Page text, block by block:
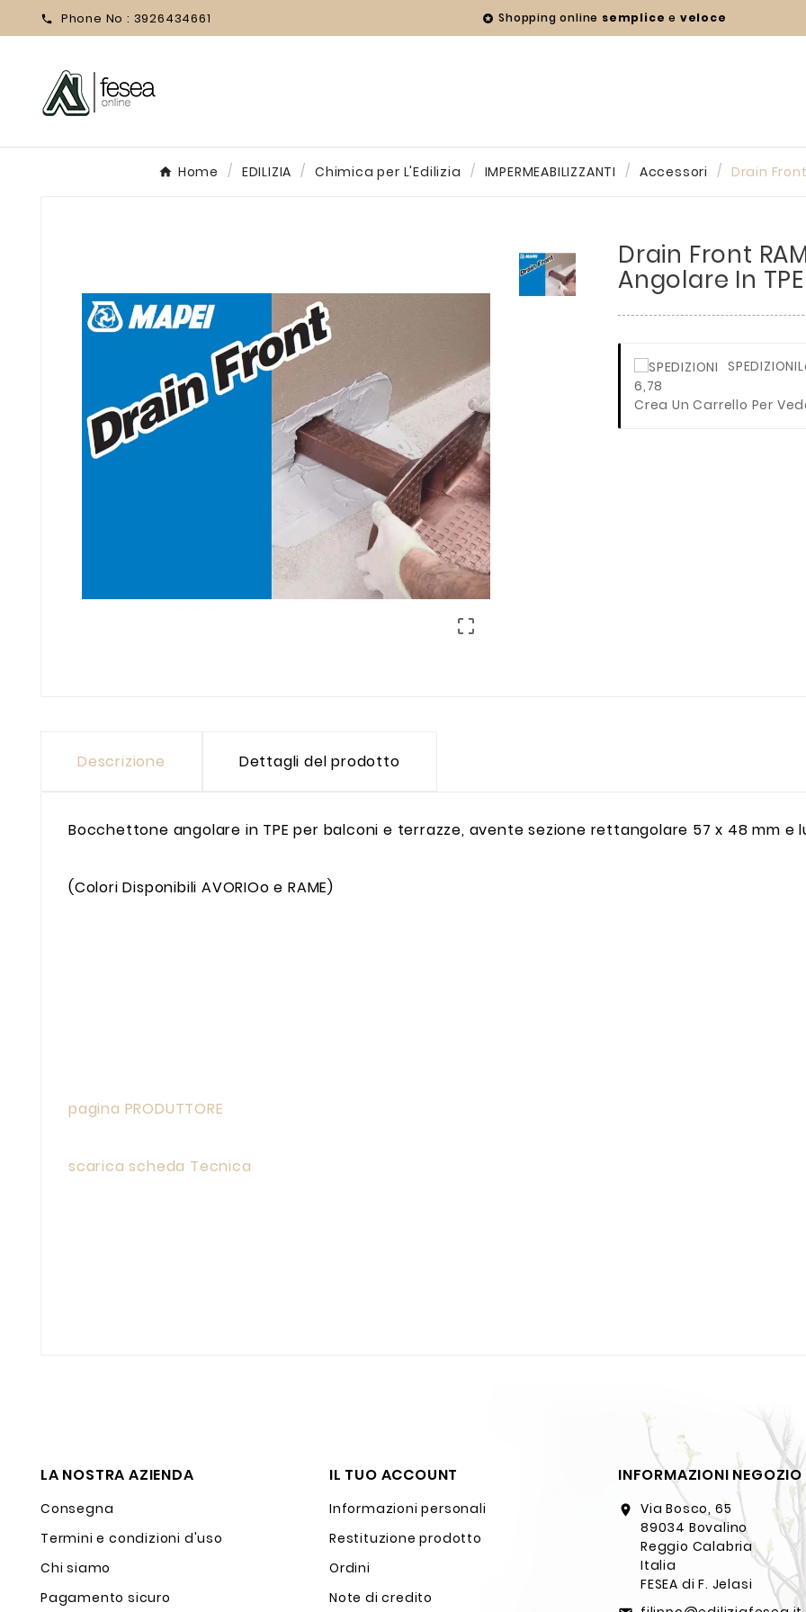
 Phone No : 3926434661  Shopping online semplice e veloce
Home EDILIZIA Chimica per L'Edilizia IMPERMEABILIZZANTI Accessori Drain

Drain Front
Angolare In TPE
SPEDIZIONI
6,78
Crea Un Carrello Per
Descrizione Dettagli del prodotto
Bocchettone angolare in TPE per balconi e terrazze, avente sezione rettangolare 57 x 48 mm e
(Colori Disponibili AVORIOo e RAME)
pagina PRODUTTORE
scarica scheda Tecnica
LA NOSTRA AZIENDA
Consegna
Termini e condizioni d'uso
Chi siamo
Pagamento sicuro
IL TUO ACCOUNT
Informazioni personali
Restituzione prodotto
Ordini
Note di credito
INFORMAZIONI NEGOZIO
location_on
Via Bosco, 65
89034 Bovalino
Reggio Calabria
Italia
FESEA di F. Jelasi